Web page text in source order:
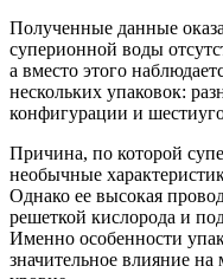
Полученные данные
суперионной воды
а вместо этого
нескольких упаковок:
конфигурации и
Причина, по которой
необычные
Однако ее высокая
решеткой кислорода и
Именно особенности
значительное влияние